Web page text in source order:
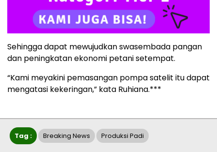
Sehingga dapat mewujudkan swasembada pangan
dan peningkatan ekonomi petani setempat.
“Kami meyakini pemasangan pompa satelit itu dapat
mengatasi kekeringan,” kata Ruhiana.***
Tag : Breaking News Produksi Padi